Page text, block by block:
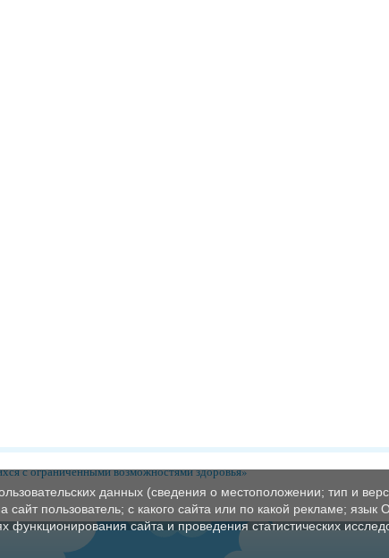
с ограниченными возможностями здоровья»
данных (сведения о местоположении; тип и
пользователь; с какого сайта или по какой рекламе; язык
функционирования сайта и проведения статистических